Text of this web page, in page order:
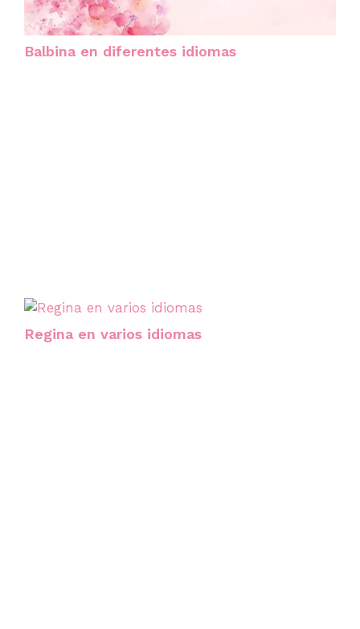
Balbina en diferentes idiomas
Regina en varios idiomas